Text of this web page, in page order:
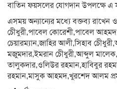
বাতিন ফয়সলের যোগদান উপলক্ষে
এসময় অন্যান্যের মধ্যে বক্তব্য রাখেন
চেীধুরী,পাবেল কোরেশী,পাবেল
চেয়ারম্যান,জাহির আলী,সিহাব
মজুমদার,ইমরান চেীধুরী,আব্দুল
তালুকদার,ওলিউর রহমান,হাবিবুর
রহমান,মাসুক আহমদ,খুরশেদ আলম